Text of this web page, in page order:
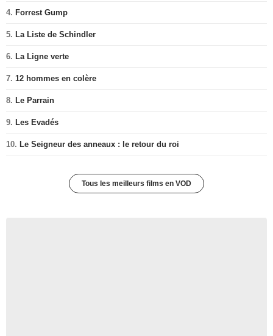
4. Forrest Gump
5. La Liste de Schindler
6. La Ligne verte
7. 12 hommes en colère
8. Le Parrain
9. Les Evadés
10. Le Seigneur des anneaux : le retour du roi
Tous les meilleurs films en VOD